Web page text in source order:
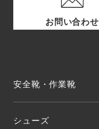
お問い合わせ
安全靴・作業靴
シューズ